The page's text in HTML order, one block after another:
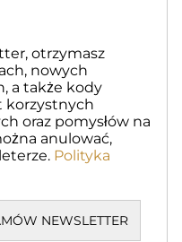
otrzymasz
nowych
a także kody
korzystnych
oraz pomysłów na
anulować,
Polityka